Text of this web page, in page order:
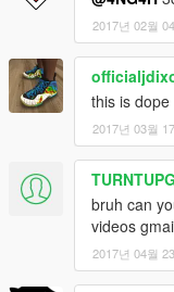
2017년 02월
this is
2017년 03월
bruh can
videos
2017년 04월